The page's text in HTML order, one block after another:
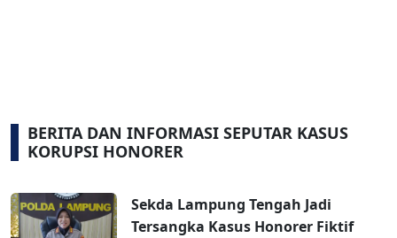
BERITA DAN INFORMASI SEPUTAR KASUS
KORUPSI HONORER
Sekda Lampung Tengah Jadi
Tersangka Kasus Honorer Fiktif